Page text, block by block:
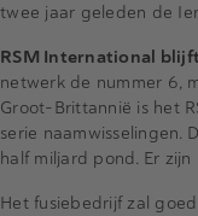
twee jaar geleden de
RSM International
netwerk de nummer 6,
Groot-Brittannië is het
serie naamwisselingen.
half miljard pond. Er
Het fusiebedrijf zal